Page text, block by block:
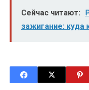
Сейчас читают:
зажигание: куда